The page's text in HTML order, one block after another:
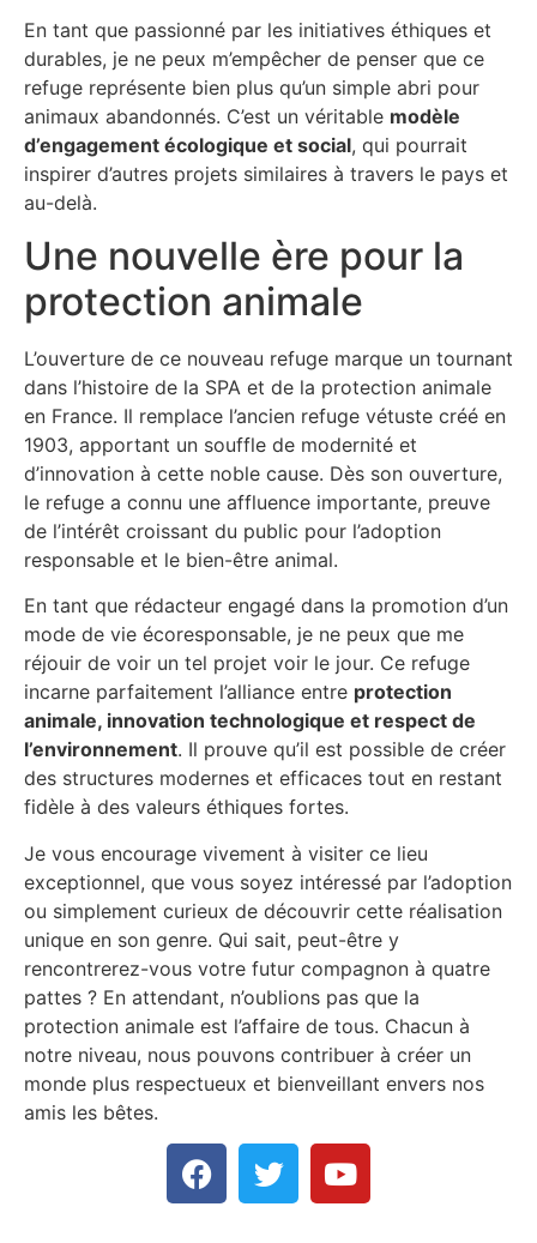
En tant que passionné par les initiatives éthiques et
durables, je ne peux m’empêcher de penser que ce
refuge représente bien plus qu’un simple abri pour
animaux abandonnés. C’est un véritable modèle
d’engagement écologique et social, qui pourrait
inspirer d’autres projets similaires à travers le pays et
au-delà.
Une nouvelle ère pour la
protection animale
L’ouverture de ce nouveau refuge marque un tournant
dans l’histoire de la SPA et de la protection animale
en France. Il remplace l’ancien refuge vétuste créé en
1903, apportant un souffle de modernité et
d’innovation à cette noble cause. Dès son ouverture,
le refuge a connu une affluence importante, preuve
de l’intérêt croissant du public pour l’adoption
responsable et le bien-être animal.
En tant que rédacteur engagé dans la promotion d’un
mode de vie écoresponsable, je ne peux que me
réjouir de voir un tel projet voir le jour. Ce refuge
incarne parfaitement l’alliance entre protection
animale, innovation technologique et respect de
l’environnement. Il prouve qu’il est possible de créer
des structures modernes et efficaces tout en restant
fidèle à des valeurs éthiques fortes.
Je vous encourage vivement à visiter ce lieu
exceptionnel, que vous soyez intéressé par l’adoption
ou simplement curieux de découvrir cette réalisation
unique en son genre. Qui sait, peut-être y
rencontrerez-vous votre futur compagnon à quatre
pattes ? En attendant, n’oublions pas que la
protection animale est l’affaire de tous. Chacun à
notre niveau, nous pouvons contribuer à créer un
monde plus respectueux et bienveillant envers nos
amis les bêtes.